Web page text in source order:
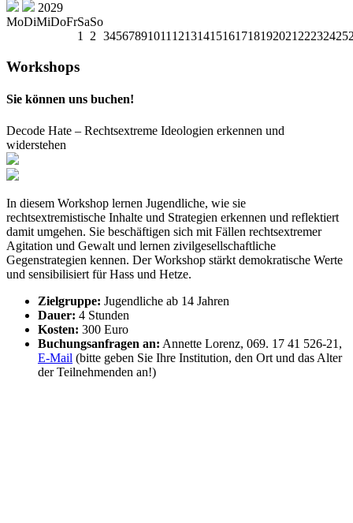
2029
MoDiMiDoFrSaSo
1
2 34567891011 12131415161718192021 22232425
Workshops
Sie können uns buchen!
Decode Hate – Rechtsextreme Ideologien erkennen und
widerstehen
In diesem Workshop lernen Jugendliche, wie sie
rechtsextremistische Inhalte und Strategien erkennen und reflektiert
damit umgehen. Sie beschäftigen sich mit Fällen rechtsextremer
Agitation und Gewalt und lernen zivilgesellschaftliche
Gegenstrategien kennen. Der Workshop stärkt demokratische Werte
und sensibilisiert für Hass und Hetze.
Zielgruppe: Jugendliche ab 14 Jahren
Dauer: 4 Stunden
Kosten: 300 Euro
Buchungsanfragen an: Annette Lorenz, 069. 17 41 526-21,
E-Mail (bitte geben Sie Ihre Institution, den Ort und das Alter
der Teilnehmenden an!)